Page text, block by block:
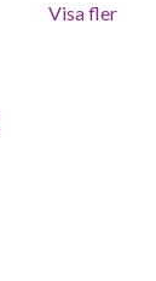
Visa fler